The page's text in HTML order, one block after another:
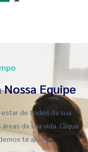
Equipe
de todos da sua
da sua vida. Clique
te ajudar.